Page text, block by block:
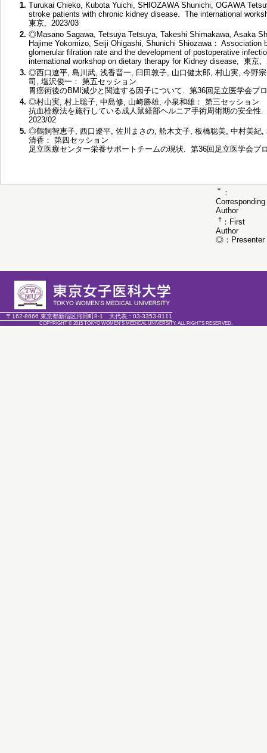
1. Turukai Chieko, Kubota Yuichi, SHIOZAWA Shunichi, OGAWA
stroke patients with chronic kidney disease. The international
東京, 2023/03
2. ◎Masano Sagawa, Tetsuya Tetsuya, Takeshi Shimakawa, Asaka
Hajime Yokomizo, Seiji Ohigashi, Shunichi Shiozawa： Association
glomerular filration rate and the development of postoperative
international workshop on dietary therapy for Kidney disease, 東京,
3. ◎西口遼平, 島川武, 浅香晋一, 臼田敦子, 山口健太郎, 村山実, 今野
司, 塩沢俊一： 第五セッション
胃癌術後のBMI減少と関連する因子について. 第36回足立医学会プ
4. ◎村山実, 村上聡子, 中島修, 山崎勝雄, 小泉和雄： 第三セッション
抗血栓療法を施行している成人鼠経部ヘルニア手術周術期の安全
2023/02
5. ◎鶴飼智恵子, 西口遼平, 佐川まさの, 舩木文子, 板橋聡美, 中村美紀
清香： 第四セッション
足立医療センター栄養サポートチームの現状. 第36回足立医学会
＊
：
Corresponding
Author
† ：First
Author
◎：Presenter
〒162-8666 東京都新宿区河田町8-1 大代表： 03-3353-8111
COPYRIGHT © 2015 TOKYO WOMEN'S MEDICAL UNIVERSITY. ALL RIGHTS RESERVED.